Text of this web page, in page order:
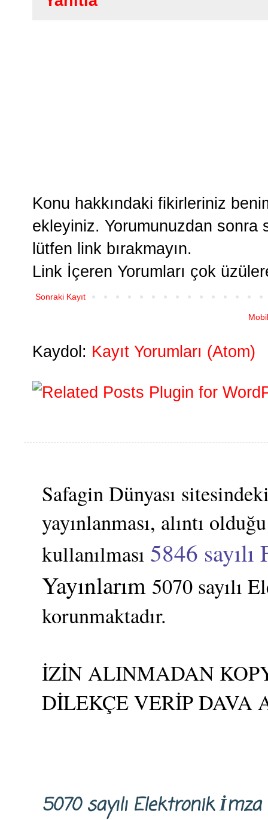
Konu hakkındaki fikirleriniz
ekleyiniz. Yorumunuzdan
lütfen link bırakmayın.
Link İçeren Yorumları çok
Sonraki Kayıt
Kaydol: Kayıt Yorumları (Atom)
Safagin Dünyası
yayınlanması, alıntı
kullanılması 5846 sayılı
Yayınlarım 5070 sayılı
korunmaktadır.
İZİN ALINMADAN
DİLEKÇE VERİP
5070 sayılı Elektronik